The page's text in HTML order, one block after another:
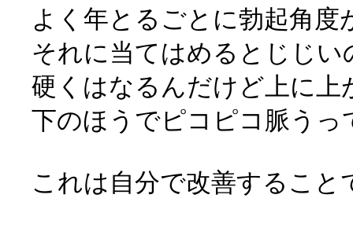
よく年とるごとに勃起角
それに当てはめるとじじ
硬くはなるんだけど上に上
下のほうでピコピコ脈うっ
これは自分で改善すること